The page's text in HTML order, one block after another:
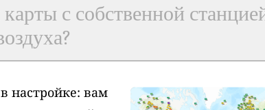
с собственной
настройке: вам